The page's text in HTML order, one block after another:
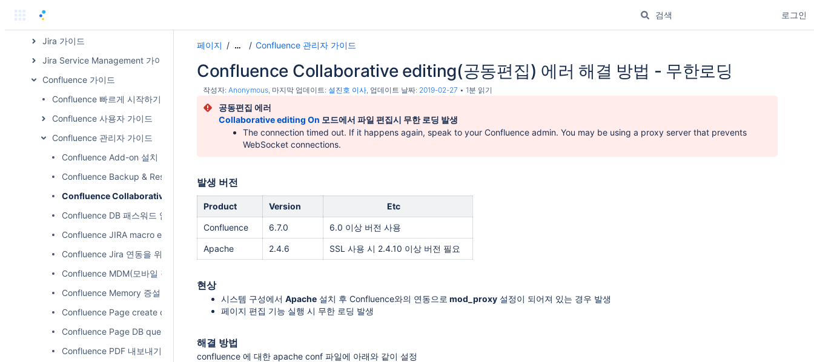
로그인
Atlassian Data Center 제품 가이드
Jira 가이드
Jira Service Management 가이드
Confluence 가이드
Confluence 빠르게 시작하기
Confluence 사용자 가이드
Confluence 관리자 가이드
Confluence Add-on 설치
Confluence Backup & Restore
Confluence Collaborative editing(공동편집) 에러 해결 방법 - 무한로딩
Confluence DB 패스워드 암호화
Confluence JIRA macro encoding 깨지는 문제
Confluence Jira 연동을 위한 원격 API 설정
Confluence MDM(모바일 장치 관리)
Confluence Memory 증설
Confluence Page create or edit 했때 Error 해결
Confluence Page DB query Statement
Confluence PDF 내보내기 언어 지원
페이지 … Confluence 관리자 가이드
Confluence Collaborative editing(공동편집) 에러 해결 방법 - 무한로딩
작성자: Anonymous, 마지막 업데이트: 설진호 이사, 업데이트 날짜: 2019-02-27 1분 읽기
공동편집 에러
Collaborative editing On 모드에서 파일 편집시 무한 로딩 발생
The connection timed out. If it happens again, speak to your Confluence admin. You may be using a proxy server that prevents
WebSocket connections.
발생 버전
Product Version Etc
Confluence 6.7.0 6.0 이상 버전 사용
Apache 2.4.6 SSL 사용 시 2.4.10 이상 버전 필요
현상
시스템 구성에서 Apache 설치 후 Confluence와의 연동으로 mod_proxy 설정이 되어져 있는 경우 발생
페이지 편집 기능 실행 시 무한 로딩 발생
해결 방법
confluence 에 대한 apache conf 파일에 아래와 같이 설정